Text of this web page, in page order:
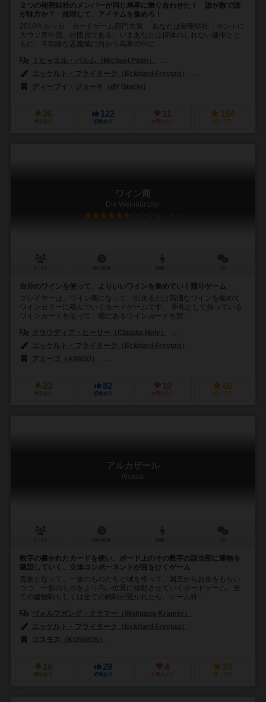
２つの秘密結社のメンバーが同じ馬車に乗り合わせた！ 誰が敵で誰
が味方か？ 推理して、アイテムを集めろ！
2010年ルッカ カードゲーム部門大賞 あなたは秘密結社「ホントに
大ウソ青年団」の団員である。いまあなたは得体のしれない連中とと
もに、不気味な悪魔城に向かう馬車の中に...
ミヒャエル・パルム（Michael Palm）
エッケルト・フライターク（Eckhard Freytag）
ディーブイ・ジョーキ（dV Giochi）
36
興味あり
122
経験あり
11
お気に入り
154
持ってる
ワイン商
Die Weinhändler
6.1
自分のワインを使って、よりいいワインを集めていく競りゲーム
プレイヤーは、ワイン商になって、出来るだけ高価なワインを集めて
ワインセラーに積んでいくカードゲームです。 手札として持っている
ワインカードを使って、場にあるワインカードを競...
クラウディア・ヒーリー（Claudia Hely）
エッケルト・フライターク（Eckhard Freytag）
アミーゴ（AMIGO）
23
興味あり
82
経験あり
10
お気に入り
60
持ってる
アルカザール
Alcazar
数字の書かれたカードを使い、ボード上のその数字の該当部に建物を
建設していく、立体コンポーネントが目をひくゲーム
貴族となって、一族のものたちと城を作って、国王からお金をもらい
つつ、一族のものをより高い位置に移動させていくボードゲーム。全
ての建物駒もしくは全ての橋駒が置かれたら、ゲーム終...
ヴォルフガング・クラマー（Wolfgang Kramer）
エッケルト・フライターク（Eckhard Freytag）
コスモス（KOSMOS）
16
興味あり
29
経験あり
4
お気に入り
33
持ってる